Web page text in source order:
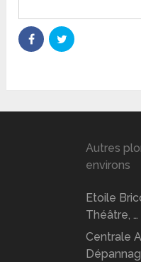
Autres
environs
Etoile
Théâtre, …
Centrale